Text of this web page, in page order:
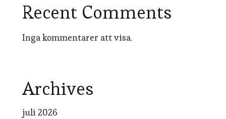
Recent Comments
Inga kommentarer att visa.
Archives
juli 2026